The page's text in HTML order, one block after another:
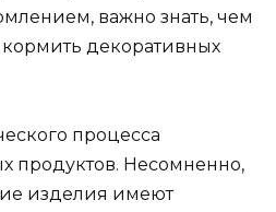
важно знать, чем
декоративных
процесса
продуктов. Несомненно,
изделия имеют